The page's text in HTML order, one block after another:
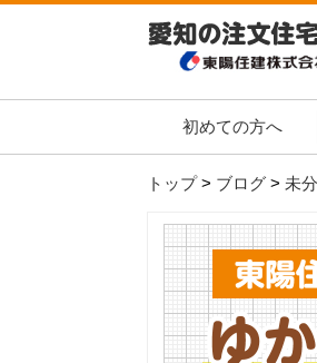
初めての方へ
トップ> ブログ > 未